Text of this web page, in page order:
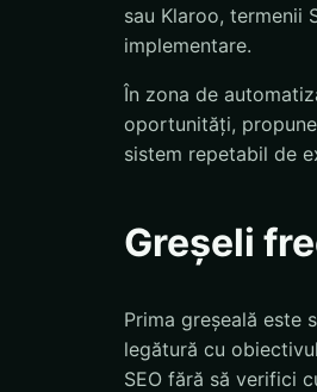
sau Klaroo, termenii
implementare.
În zona de
oportunități,
sistem repetabil de
Greșeli
Prima greșeală este
legătură cu
SEO fără să verifici